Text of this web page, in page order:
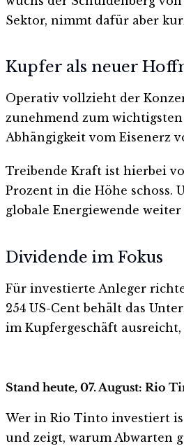
Sektor, nimmt dafür aber
Kupfer als neuer
Operativ vollzieht der
zunehmend zum
Abhängigkeit vom Eisenerz
Treibende Kraft ist hierbei
Prozent in die Höhe schoss.
globale Energiewende
Dividende im Fokus
Für investierte Anleger
254 US-Cent behält das
im Kupfergeschäft
Stand heute, 07. August: Rio
Wer in Rio Tinto investiert
und zeigt, warum Abwarten